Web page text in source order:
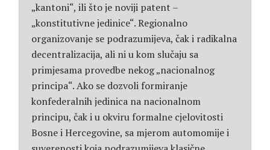
„kantoni“, ili što je noviji patent –
„konstitutivne jedinice“. Regionalno
organizovanje se podrazumijeva, čak i radikalna
decentralizacija, ali ni u kom slučaju sa
primjesama provedbe nekog „nacionalnog
principa“. Ako se dozvoli formiranje
konfederalnih jedinica na nacionalnom
principu, čak i u okviru formalne cjelovitosti
Bosne i Hercegovine, sa mjerom automomije i